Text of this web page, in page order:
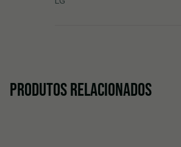
PRODUTOS RELACIONADOS